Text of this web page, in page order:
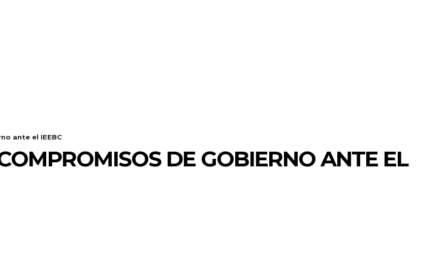
ante el IEEBC
DE GOBIERNO ANTE EL